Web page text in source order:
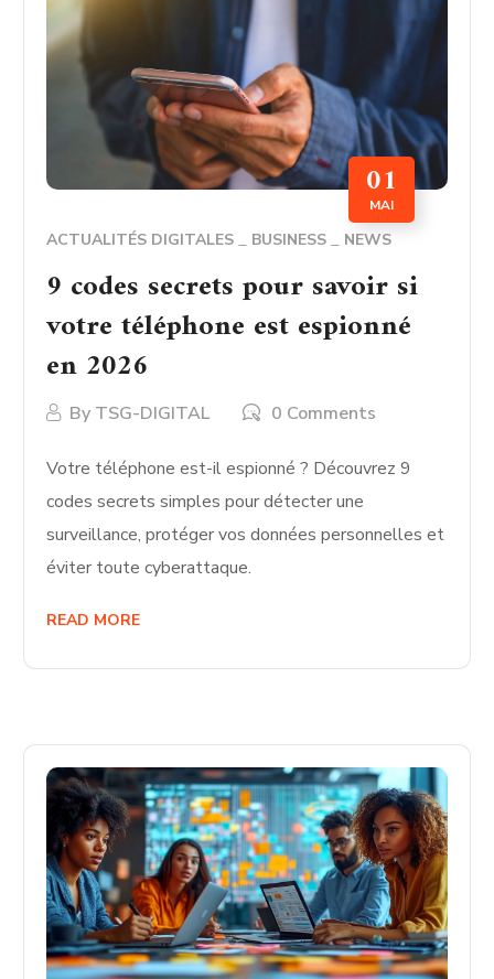
01
MAI
ACTUALITÉS DIGITALES BUSINESS NEWS
9 codes secrets pour savoir si
votre téléphone est espionné
en 2026
By TSG-DIGITAL 0 Comments
Votre téléphone est-il espionné ? Découvrez 9
codes secrets simples pour détecter une
surveillance, protéger vos données personnelles et
éviter toute cyberattaque.
READ MORE